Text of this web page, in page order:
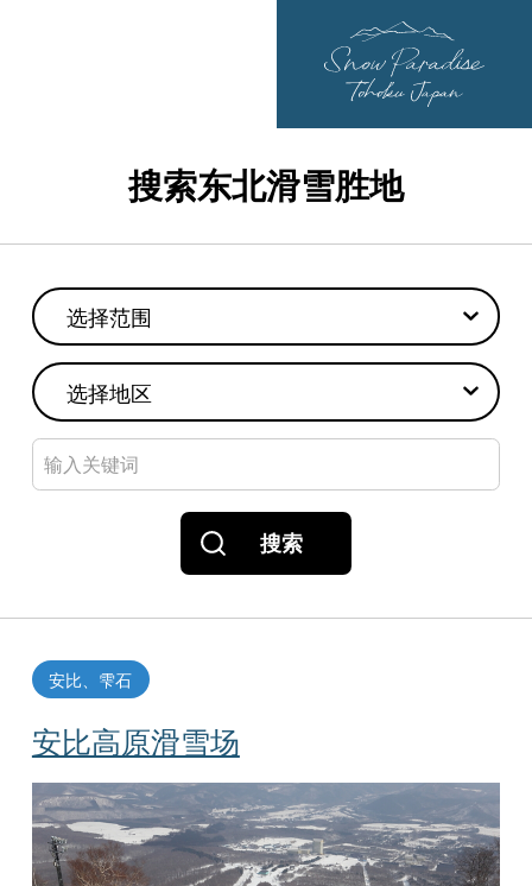
搜索东北滑雪胜地
选择范围
选择地区
搜索
安比高原滑雪场
安比、雫石